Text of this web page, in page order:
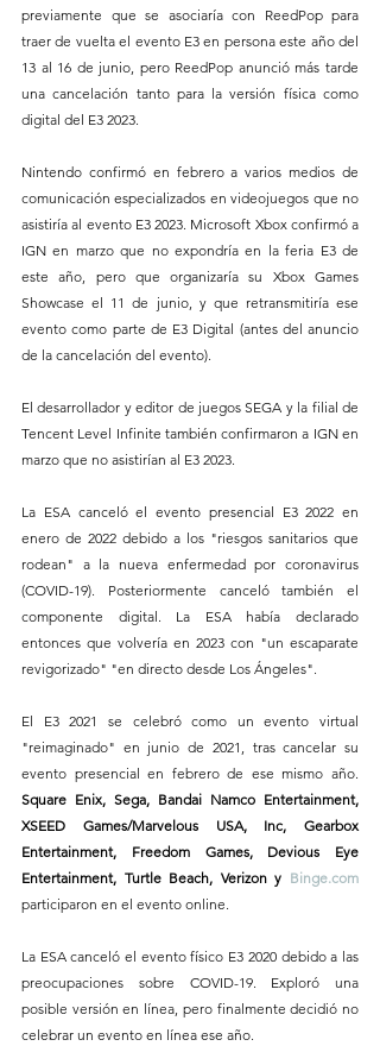
previamente que se asociaría con ReedPop para
traer de vuelta el evento E3 en persona este año del
13 al 16 de junio, pero ReedPop anunció más tarde
una cancelación tanto para la versión física como
digital del E3 2023.
Nintendo confirmó en febrero a varios medios de
comunicación especializados en videojuegos que no
asistiría al evento E3 2023. Microsoft Xbox confirmó a
IGN en marzo que no expondría en la feria E3 de
este año, pero que organizaría su Xbox Games
Showcase el 11 de junio, y que retransmitiría ese
evento como parte de E3 Digital (antes del anuncio
de la cancelación del evento).
El desarrollador y editor de juegos SEGA y la filial de
Tencent Level Infinite también confirmaron a IGN en
marzo que no asistirían al E3 2023.
La ESA canceló el evento presencial E3 2022 en
enero de 2022 debido a los "riesgos sanitarios que
rodean" a la nueva enfermedad por coronavirus
(COVID-19). Posteriormente canceló también el
componente digital. La ESA había declarado
entonces que volvería en 2023 con "un escaparate
revigorizado" "en directo desde Los Ángeles".
El E3 2021 se celebró como un evento virtual
"reimaginado" en junio de 2021, tras cancelar su
Square Enix, Sega, Bandai Namco Entertainment,
XSEED Games/Marvelous USA, Inc, Gearbox
Entertainment, Freedom Games, Devious Eye
Entertainment, Turtle Beach, Verizon y Binge.com
participaron en el evento online.
La ESA canceló el evento físico E3 2020 debido a las
preocupaciones sobre COVID-19. Exploró una
posible versión en línea, pero finalmente decidió no
celebrar un evento en línea ese año.